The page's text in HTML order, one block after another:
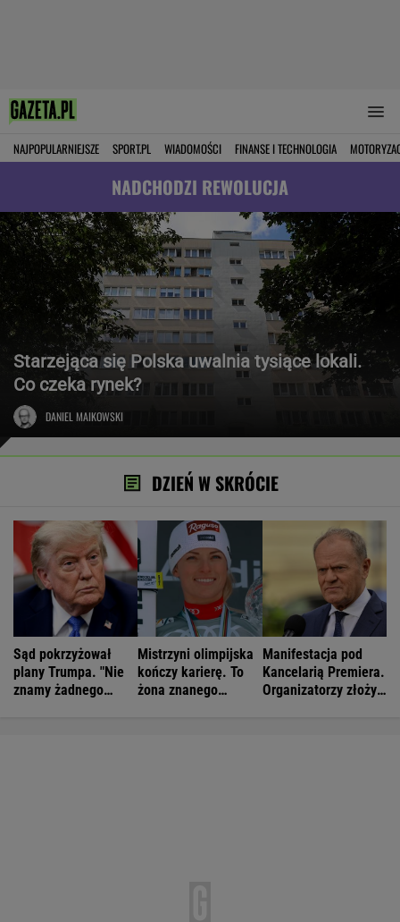
NAJPOPULARNIEJSZE SPORT.PL WIADOMOŚCI FINANSE I TECHNOLOGIA
NADCHODZI REWOLUCJA
Starzejąca się Polska uwalnia tysiące lokali.
Co czeka rynek?
DANIEL MAIKOWSKI
DZIEŃ W SKRÓCIE
Sąd pokrzyżował
plany Trumpa. "Nie
znamy żadnego
Mistrzyni olimpijska
kończy karierę. To
żona znanego
Manifestacja pod
Kancelarią Premiera.
Organizatorzy złożyli